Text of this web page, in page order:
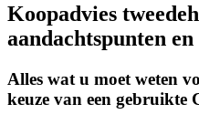
Koopadvies
aandachtspunten
Alles wat u moet weten
keuze van een gebruikte